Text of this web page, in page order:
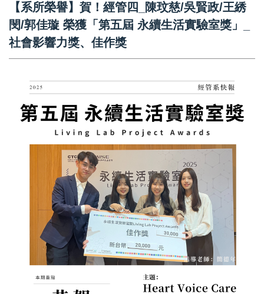
【系所榮譽】賀！經管四_陳玟慈/吳賢政/王綉
閔/郭佳璇 榮獲「第五屆 永續生活實驗室獎」_
社會影響力獎、佳作獎